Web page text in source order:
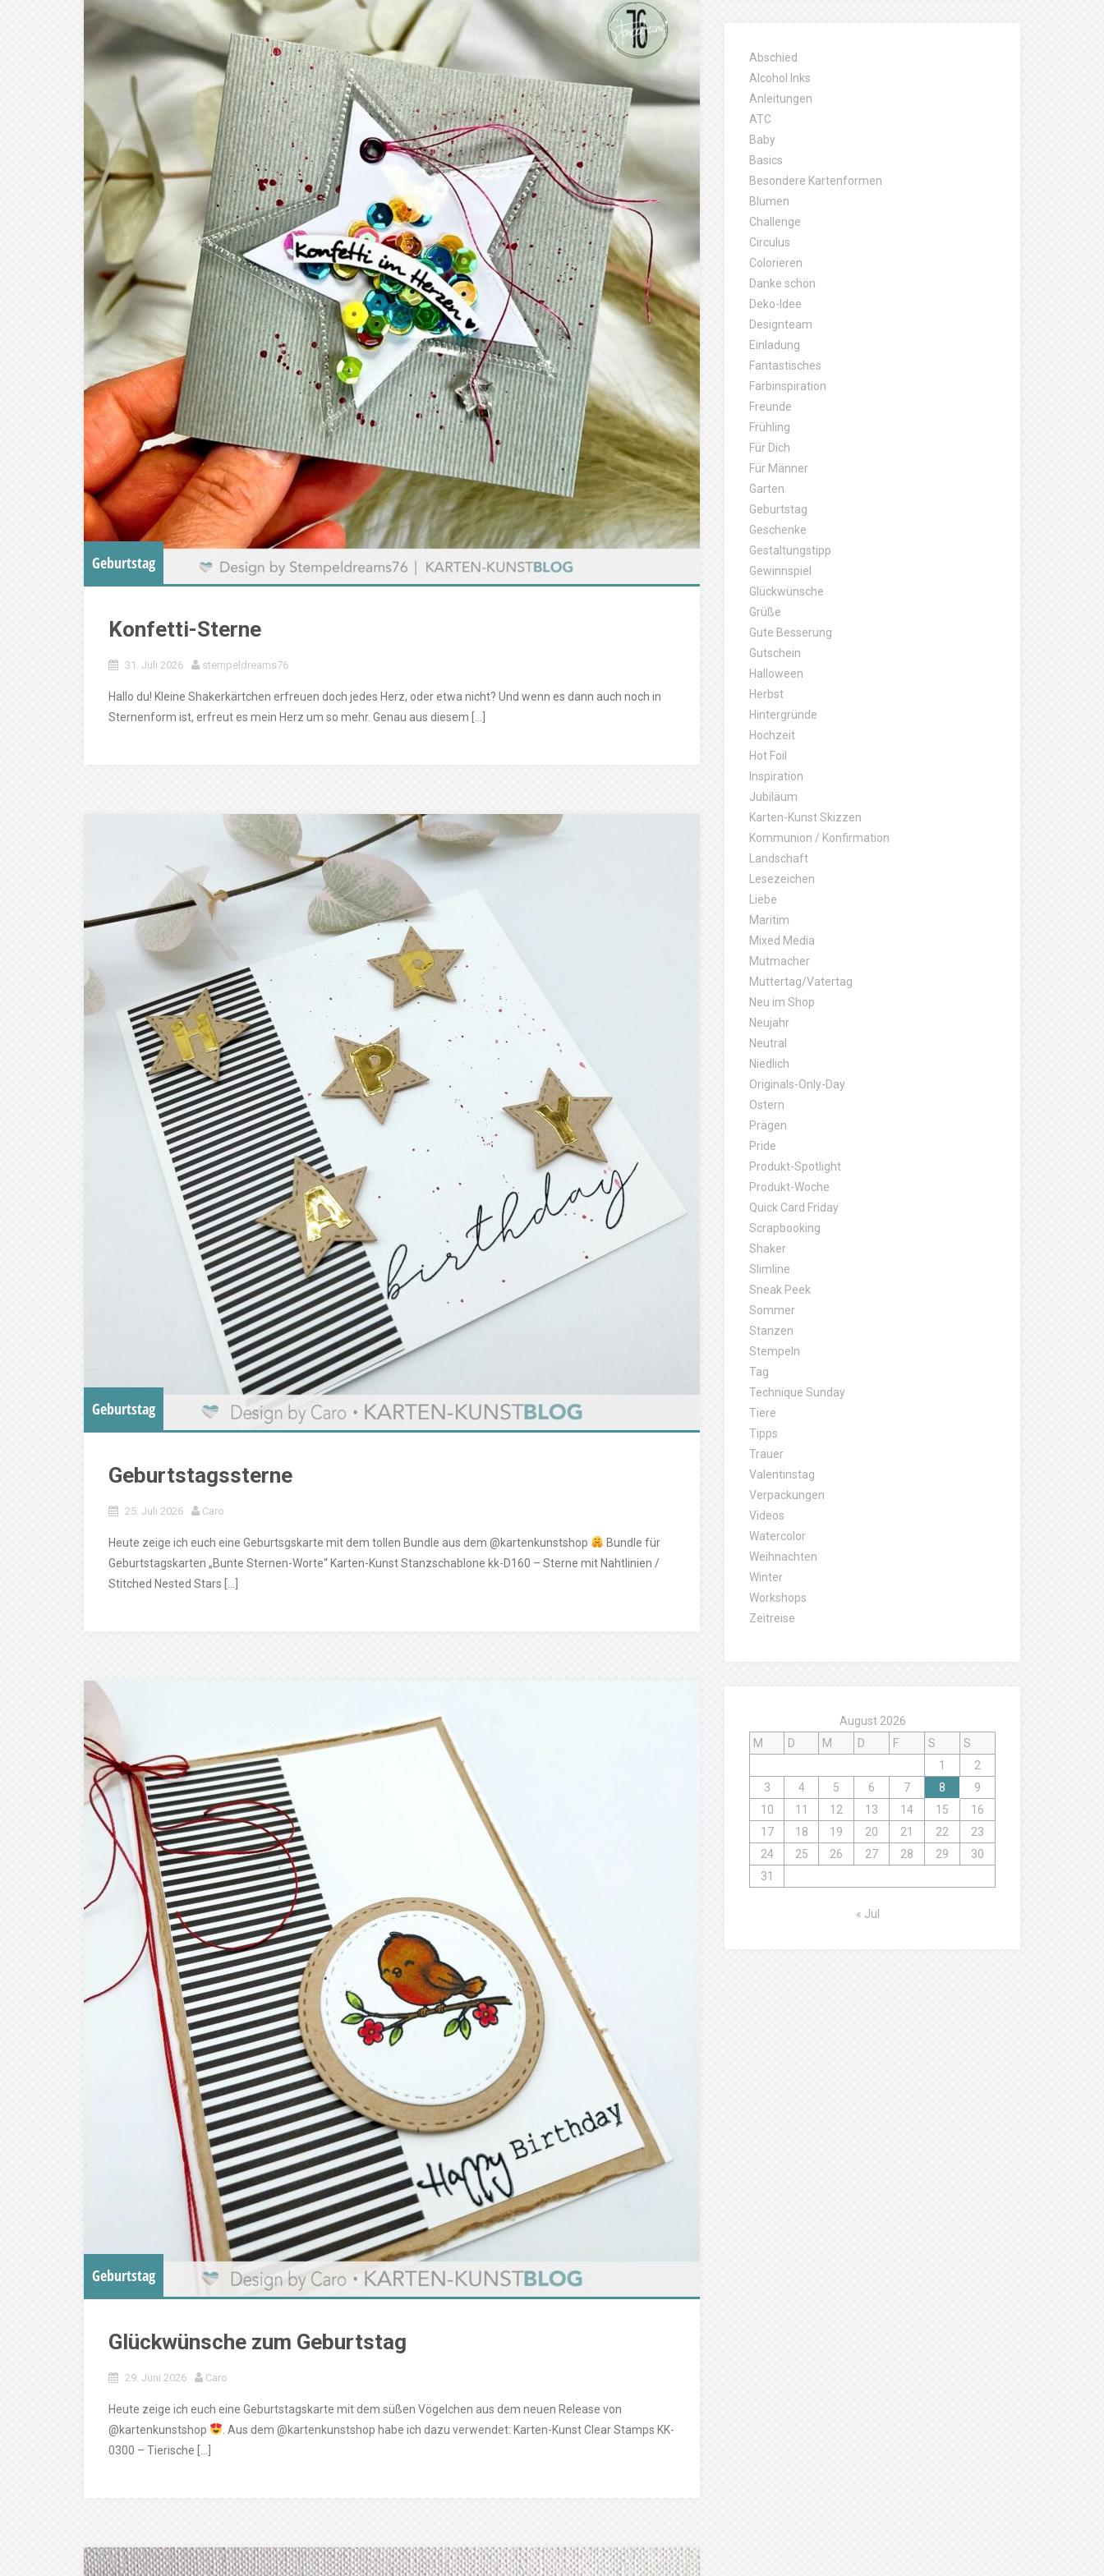
Geburtstag
Konfetti-Sterne
31. Juli 2026 stempeldreams76
Hallo du! Kleine Shakerkärtchen erfreuen doch jedes Herz, oder etwa nicht? Und wenn es dann auch noch in
Sternenform ist, erfreut es mein Herz um so mehr. Genau aus diesem […]
Geburtstag
Geburtstagssterne
25. Juli 2026 Caro
Heute zeige ich euch eine Geburtsgskarte mit dem tollen Bundle aus dem @kartenkunstshop
Bundle für
Geburtstagskarten „Bunte Sternen-Worte“ Karten-Kunst Stanzschablone kk-D160 – Sterne mit Nahtlinien /
Stitched Nested Stars […]
Geburtstag
Glückwünsche zum Geburtstag
29. Juni 2026 Caro
Heute zeige ich euch eine Geburtstagskarte mit dem süßen Vögelchen aus dem neuen Release von
@kartenkunstshop
. Aus dem @kartenkunstshop habe ich dazu verwendet: Karten-Kunst Clear Stamps KK-
0300 – Tierische […]
Abschied
Alcohol Inks
Anleitungen
ATC
Baby
Basics
Besondere Kartenformen
Blumen
Challenge
Circulus
Colorieren
Danke schön
Deko-Idee
Designteam
Einladung
Fantastisches
Farbinspiration
Freunde
Frühling
Für Dich
Für Männer
Garten
Geburtstag
Geschenke
Gestaltungstipp
Gewinnspiel
Glückwünsche
Grüße
Gute Besserung
Gutschein
Halloween
Herbst
Hintergründe
Hochzeit
Hot Foil
Inspiration
Jubiläum
Karten-Kunst Skizzen
Kommunion / Konfirmation
Landschaft
Lesezeichen
Liebe
Maritim
Mixed Media
Mutmacher
Muttertag/Vatertag
Neu im Shop
Neujahr
Neutral
Niedlich
Originals-Only-Day
Ostern
Prägen
Pride
Produkt-Spotlight
Produkt-Woche
Quick Card Friday
Scrapbooking
Shaker
Slimline
Sneak Peek
Sommer
Stanzen
Stempeln
Tag
Technique Sunday
Tiere
Tipps
Trauer
Valentinstag
Verpackungen
Videos
Watercolor
Weihnachten
Winter
Workshops
Zeitreise
August 2026
M
D M D F S
S
1
2
3
4 5 6 7 8
9
10
11 12 13 14 15
16
17
18 19 20 21 22
23
24
25 26 27 28 29
30
31
« Jul